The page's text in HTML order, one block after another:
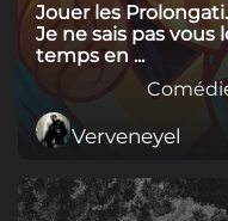
Jouer les
Je ne sais pas vous
temps en ...
Verveneyel